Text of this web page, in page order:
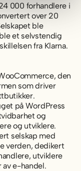
000 forhandlere i
over 20
ble
et selvstendig
fra Klarna.
den
som driver
på WordPress
og
og utviklere.
selskap med
verden, dedikert
utviklere
av e-handel.